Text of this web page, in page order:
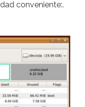
conveniente:.